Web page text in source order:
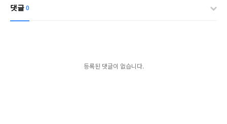
댓글 0
등록된 댓글이 없습니다.